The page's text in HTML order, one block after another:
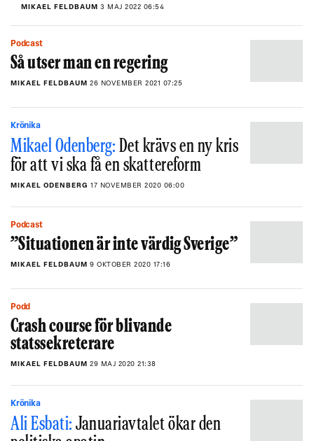
MIKAEL FELDBAUM 3 MAJ 2022 06:54
Podcast
Så utser man en regering
MIKAEL FELDBAUM 26 NOVEMBER 2021 07:25
Krönika
Mikael Odenberg:Det krävs en ny kris
för att vi ska få en skattereform
MIKAEL ODENBERG 17 NOVEMBER 2020 06:00
Podcast
”Situationen är inte värdig Sverige”
MIKAEL FELDBAUM 9 OKTOBER 2020 17:16
Podd
Crash course för blivande
statssekreterare
MIKAEL FELDBAUM 29 MAJ 2020 21:38
Krönika
Ali Esbati:Januariavtalet ökar den